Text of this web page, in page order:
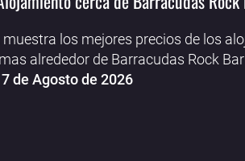
muestra los mejores precios de los
alrededor de Barracudas Rock
de Agosto de 2026